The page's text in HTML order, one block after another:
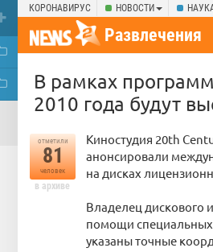
КОРОНАВИРУС НОВОСТИ
Развлечения
В рамках
2010 года будут
отметили
81
человек
в архиве
Киностудия 20th
анонсировали
на дисках
Владелец дискового
помощи специальных
указаны точные